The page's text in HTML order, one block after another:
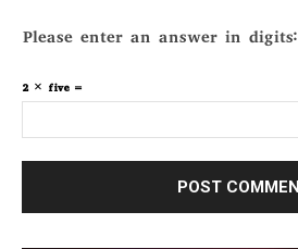
Please enter an answer in digits:
2 × five =